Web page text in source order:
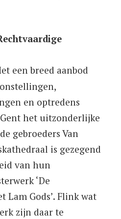
een breed aanbod
en optredens
het uitzonderlijke
gebroeders Van
is gezegend
van hun
‘De
Lam Gods’. Flink wat
zijn daar te